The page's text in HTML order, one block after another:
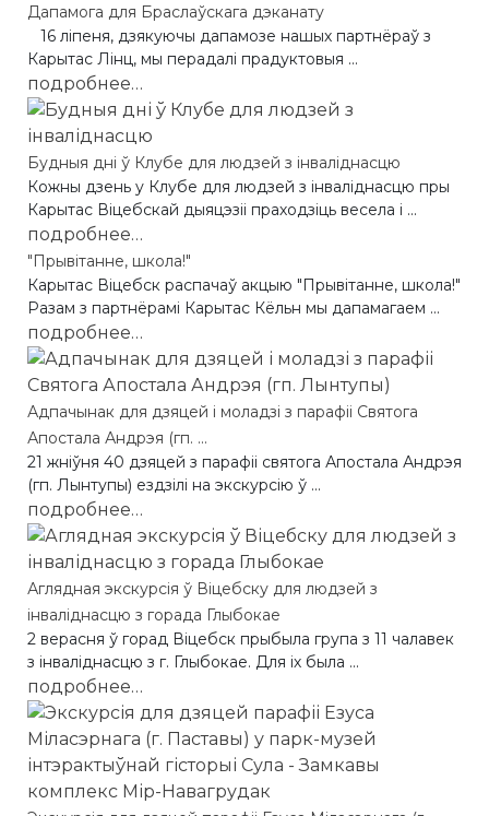
Дапамога для Браслаўскага дэканату
16 ліпеня, дзякуючы дапамозе нашых партнёраў з
Карытас Лінц, мы перадалі прадуктовыя ...
подробнее…
Будныя дні ў Клубе для людзей з інваліднасцю
Кожны дзень у Клубе для людзей з інваліднасцю пры
Карытас Віцебскай дыяцэзіі праходзіць весела і ...
подробнее…
"Прывітанне, школа!"
Карытас Віцебск распачаў акцыю "Прывітанне, школа!"
Разам з партнёрамі Карытас Кёльн мы дапамагаем ...
подробнее…
Адпачынак для дзяцей і моладзі з парафіі Святога
Апостала Андрэя (гп. ...
21 жніўня 40 дзяцей з парафіі святога Апостала Андрэя
(гп. Лынтупы) ездзілі на экскурсію ў ...
подробнее…
Аглядная экскурсія ў Віцебску для людзей з
інваліднасцю з горада Глыбокае
2 верасня ў горад Віцебск прыбыла група з 11 чалавек
з інваліднасцю з г. Глыбокае. Для іх была ...
подробнее…